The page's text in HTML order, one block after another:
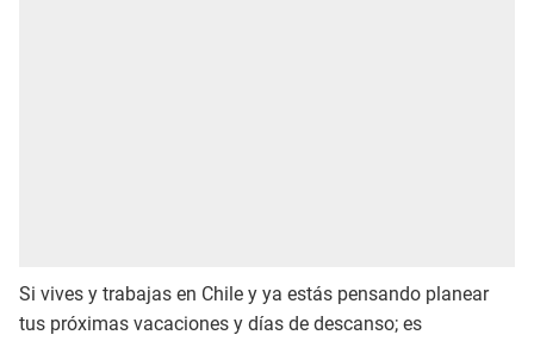
Si vives y trabajas en Chile y ya estás pensando planear
tus próximas vacaciones y días de descanso; es